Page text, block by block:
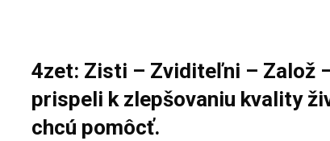
4zet: Zisti – Zviditeľni – Založ
prispeli k zlepšovaniu kvality
chcú pomôcť.